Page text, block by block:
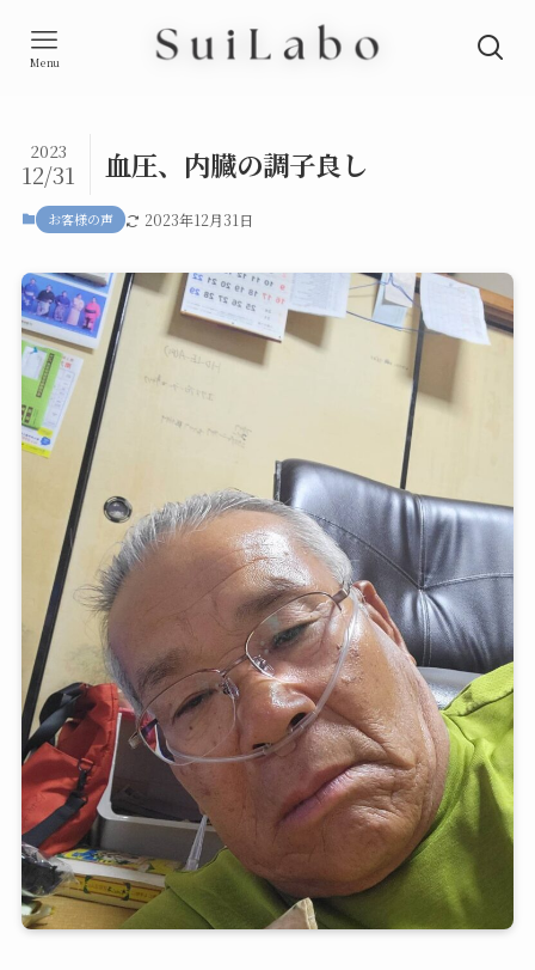
Menu
血圧、内臓の調子良し
2023
12/31
お客様の声 2023年12月31日